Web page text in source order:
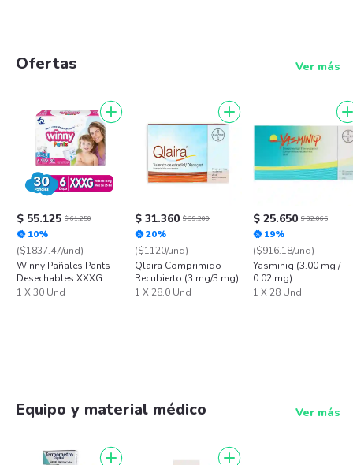
Ofertas Ver más
$ 55.125 $ 61.250
10%
($1837.47/und)
Winny Pañales Pants
Desechables XXXG
1 X 30 Und
$ 31.360 $ 39.200
20%
($1120/und)
Qlaira Comprimido
Recubierto (3 mg/3 mg)
1 X 28.0 Und
$ 25.650 $ 32.065
19%
($916.18/und)
Yasminiq (3.00 mg /
0.02 mg)
1 X 28 Und
Equipo y material médico Ver más